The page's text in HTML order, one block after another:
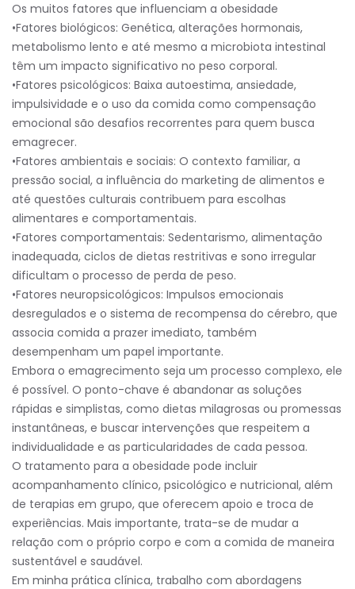
Os muitos fatores que influenciam a obesidade
•Fatores biológicos: Genética, alterações hormonais,
metabolismo lento e até mesmo a microbiota intestinal
têm um impacto significativo no peso corporal.
•Fatores psicológicos: Baixa autoestima, ansiedade,
impulsividade e o uso da comida como compensação
emocional são desafios recorrentes para quem busca
emagrecer.
•Fatores ambientais e sociais: O contexto familiar, a
pressão social, a influência do marketing de alimentos e
até questões culturais contribuem para escolhas
alimentares e comportamentais.
•Fatores comportamentais: Sedentarismo, alimentação
inadequada, ciclos de dietas restritivas e sono irregular
dificultam o processo de perda de peso.
•Fatores neuropsicológicos: Impulsos emocionais
desregulados e o sistema de recompensa do cérebro, que
associa comida a prazer imediato, também
desempenham um papel importante.
Embora o emagrecimento seja um processo complexo, ele
é possível. O ponto-chave é abandonar as soluções
rápidas e simplistas, como dietas milagrosas ou promessas
instantâneas, e buscar intervenções que respeitem a
individualidade e as particularidades de cada pessoa.
O tratamento para a obesidade pode incluir
acompanhamento clínico, psicológico e nutricional, além
de terapias em grupo, que oferecem apoio e troca de
experiências. Mais importante, trata-se de mudar a
relação com o próprio corpo e com a comida de maneira
sustentável e saudável.
Em minha prática clínica, trabalho com abordagens